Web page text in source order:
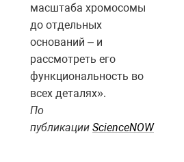
масштаба хромосомы
до отдельных
оснований – и
рассмотреть его
функциональность во
всех деталях».
По
публикации ScienceNOW